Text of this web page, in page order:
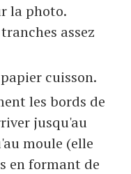
la photo.
assez
cuisson.
les bords de
jusqu'au
moule (elle
en formant de